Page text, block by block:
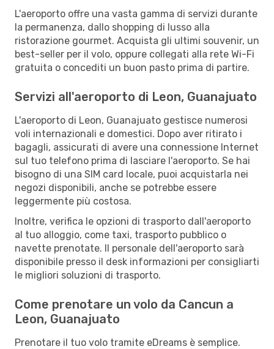
L'aeroporto offre una vasta gamma di servizi durante
la permanenza, dallo shopping di lusso alla
ristorazione gourmet. Acquista gli ultimi souvenir, un
best-seller per il volo, oppure collegati alla rete Wi-Fi
gratuita o concediti un buon pasto prima di partire.
Servizi all'aeroporto di Leon, Guanajuato
L'aeroporto di Leon, Guanajuato gestisce numerosi
voli internazionali e domestici. Dopo aver ritirato i
bagagli, assicurati di avere una connessione Internet
sul tuo telefono prima di lasciare l'aeroporto. Se hai
bisogno di una SIM card locale, puoi acquistarla nei
negozi disponibili, anche se potrebbe essere
leggermente più costosa.
Inoltre, verifica le opzioni di trasporto dall'aeroporto
al tuo alloggio, come taxi, trasporto pubblico o
navette prenotate. Il personale dell'aeroporto sarà
disponibile presso il desk informazioni per consigliarti
le migliori soluzioni di trasporto.
Come prenotare un volo da Cancun a
Leon, Guanajuato
Prenotare il tuo volo tramite eDreams è semplice.